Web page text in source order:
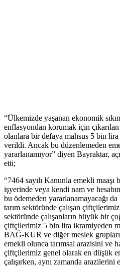
“Ülkemizde yaşanan ekonomik
enflasyondan korumak için
olanlara bir defaya mahsus 5 bin lira
verildi. Ancak bu düzenlemeden
yararlanamıyor” diyen Bayraktar,
etti;
“7464 sayılı Kanunla emekli
işyerinde veya kendi nam ve
bu ödemeden yararlanamayacağı
tarım sektöründe çalışan
sektöründe çalışanların büyük bir
çiftçilerimiz 5 bin lira ikramiyeden
BAĞ-KUR ve diğer meslek
emekli olunca tarımsal arazisini ve
çiftçilerimiz genel olarak en düşük
çalışırken, aynı zamanda